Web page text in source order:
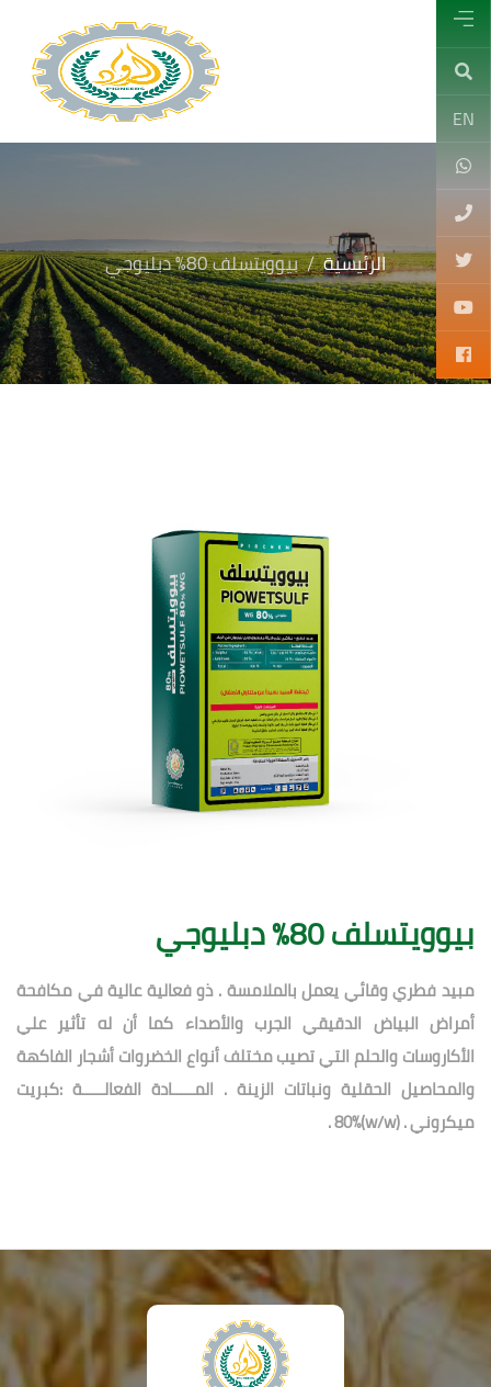
EN
الرئيسية بيوويتسلف 80% دبليوجي
بيوويتسلف 80% دبليوجي
مبيد فطري وقائي يعمل بالملامسة . ذو فعالية عالية في مكافحة
أمراض البياض الدقيقي الجرب والأصداء كما أن له تأثير علي
الأكاروسات والحلم التي تصيب مختلف أنواع الخضروات أشجار الفاكهة
والمحاصيل الحقلية ونباتات الزينة . المـــــادة الفعالـــــة :كبريت
ميكروني . (w/w)80% .